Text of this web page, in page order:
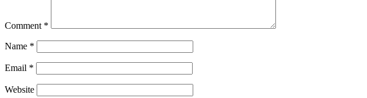
Comment *
Name *
Email *
Website